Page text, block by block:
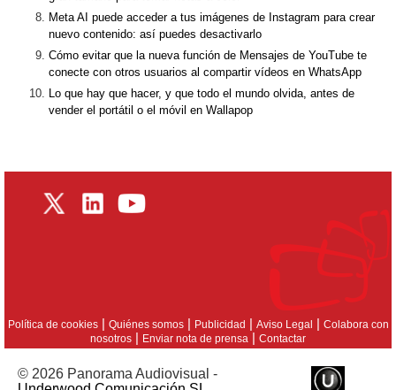
Meta AI puede acceder a tus imágenes de Instagram para crear
nuevo contenido: así puedes desactivarlo
Cómo evitar que la nueva función de Mensajes de YouTube te
conecte con otros usuarios al compartir vídeos en WhatsApp
Lo que hay que hacer, y que todo el mundo olvida, antes de
vender el portátil o el móvil en Wallapop
Política de cookies| Quiénes somos| Publicidad | Aviso Legal | Colabora con
nosotros | Enviar nota de prensa | Contactar
© 2026 Panorama Audiovisual -